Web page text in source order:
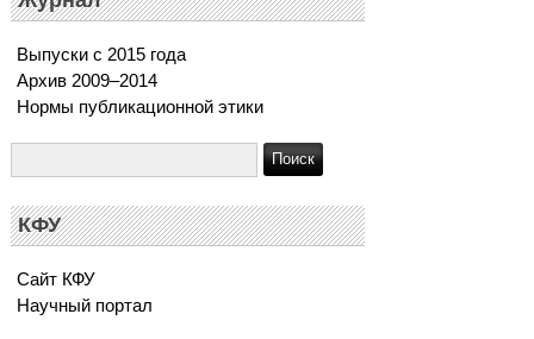
Выпуски с 2015 года
Архив 2009–2014
Нормы публикационной этики
КФУ
Сайт КФУ
Научный портал